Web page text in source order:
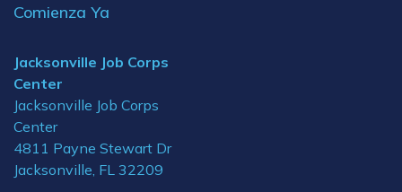
Comienza Ya
Jacksonville Job Corps
Center
Jacksonville Job Corps
Center
4811 Payne Stewart Dr
Jacksonville, FL 32209